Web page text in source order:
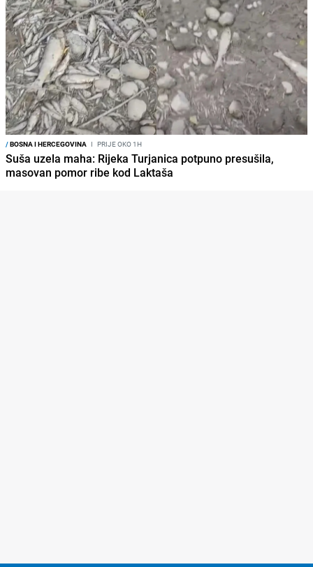
/BOSNA I HERCEGOVINA I PRIJE OKO 1H
Suša uzela maha: Rijeka Turjanica potpuno presušila,
masovan pomor ribe kod Laktaša